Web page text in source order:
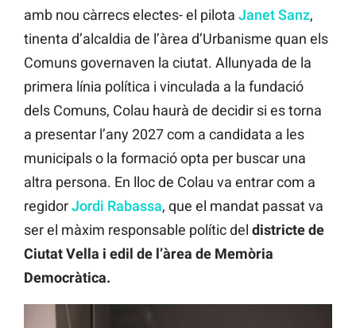
amb nou càrrecs electes- el pilota Janet Sanz,
tinenta d’alcaldia de l’àrea d’Urbanisme quan els
Comuns governaven la ciutat. Allunyada de la
primera línia política i vinculada a la fundació
dels Comuns, Colau haurà de decidir si es torna
a presentar l’any 2027 com a candidata a les
municipals o la formació opta per buscar una
altra persona. En lloc de Colau va entrar com a
regidorJordi Rabassa, que el mandat passat va
ser el màxim responsable polític del districte de
Ciutat Vella i edil de l’àrea de Memòria
Democràtica.